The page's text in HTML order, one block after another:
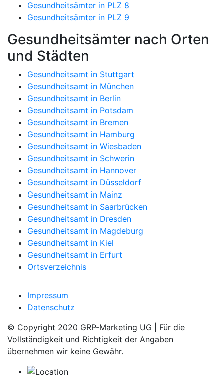
Gesundheitsämter in PLZ 8
Gesundheitsämter in PLZ 9
Gesundheitsämter nach Orten
und Städten
Gesundheitsamt in Stuttgart
Gesundheitsamt in München
Gesundheitsamt in Berlin
Gesundheitsamt in Potsdam
Gesundheitsamt in Bremen
Gesundheitsamt in Hamburg
Gesundheitsamt in Wiesbaden
Gesundheitsamt in Schwerin
Gesundheitsamt in Hannover
Gesundheitsamt in Düsseldorf
Gesundheitsamt in Mainz
Gesundheitsamt in Saarbrücken
Gesundheitsamt in Dresden
Gesundheitsamt in Magdeburg
Gesundheitsamt in Kiel
Gesundheitsamt in Erfurt
Ortsverzeichnis
Impressum
Datenschutz
© Copyright 2020 GRP-Marketing UG | Für die
Vollständigkeit und Richtigkeit der Angaben
übernehmen wir keine Gewähr.